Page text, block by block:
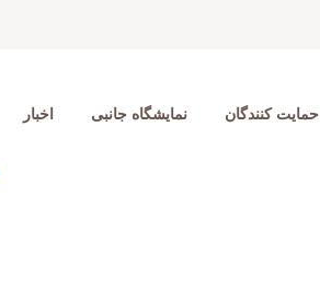
حمایت کنندگان نمایشگاه جانبی اخبار